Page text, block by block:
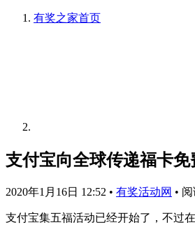
有奖之家首页
支付宝向全球传递福卡
2020年1月16日 12:52 • 有奖活动网 • 阅
支付宝集五福活动已经开始了，不过